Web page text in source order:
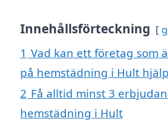
Innehållsförteckning
1 Vad kan ett företag som
på hemstädning i Hult
2 Få alltid minst 3
hemstädning i Hult